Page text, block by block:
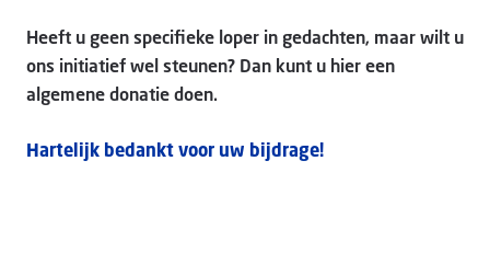
Heeft u geen specifieke loper in gedachten, maar wilt u
ons initiatief wel steunen? Dan kunt u hier een
algemene donatie doen.
Hartelijk bedankt voor uw bijdrage!